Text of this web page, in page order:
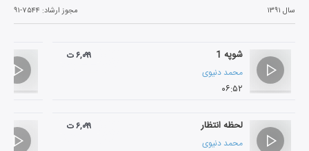
سال ۱۳۹۱ مجوز ارشاد: ۹۱-۷۵۴۴
شوپه 1
محمد دنیوی
۰۶:۵۲
۶,۰۹۹ ت
لحظه انتظار
محمد دنیوی
۶,۰۹۹ ت